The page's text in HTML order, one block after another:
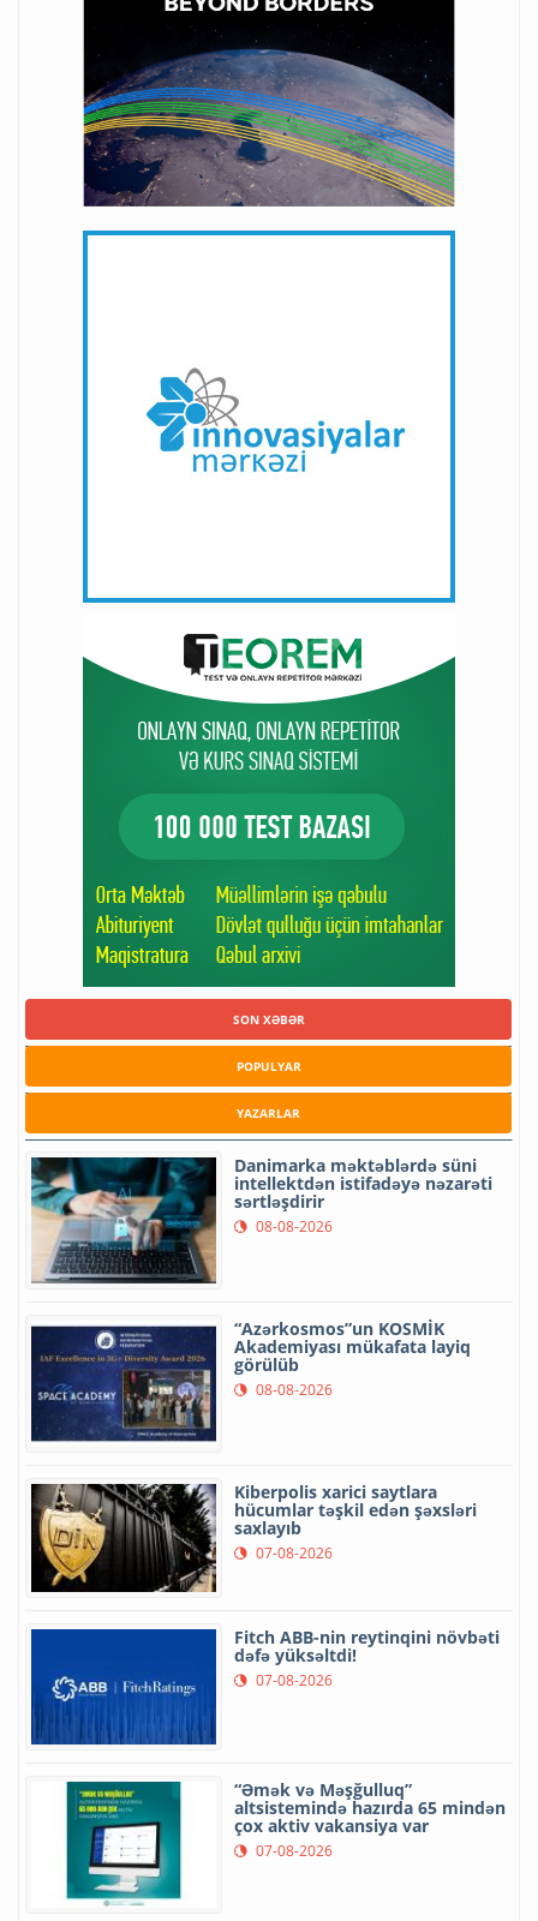
SON XƏBƏR
POPULYAR
YAZARLAR
Danimarka məktəblərdə süni
intellektdən istifadəyə nəzarəti
sərtləşdirir
08-08-2026
“Azərkosmos”un KOSMİK
Akademiyası mükafata layiq
görülüb
08-08-2026
Kiberpolis xarici saytlara
hücumlar təşkil edən şəxsləri
saxlayıb
07-08-2026
Fitch ABB-nin reytinqini növbəti
dəfə yüksəltdi!
07-08-2026
“Əmək və Məşğulluq”
altsistemində hazırda 65 mindən
çox aktiv vakansiya var
07-08-2026